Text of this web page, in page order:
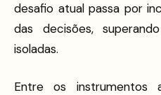
desafio atual passa por
das decisões,
isoladas.
Entre os instrumentos